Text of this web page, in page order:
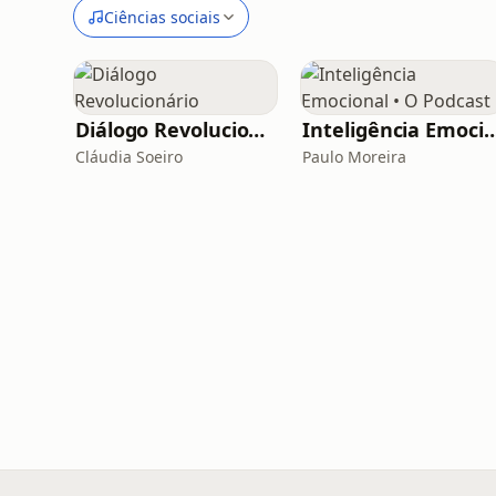
Ciências sociais
Diálogo Revolucionário
Cláudia Soeiro
Inteligência
Paulo Moreira